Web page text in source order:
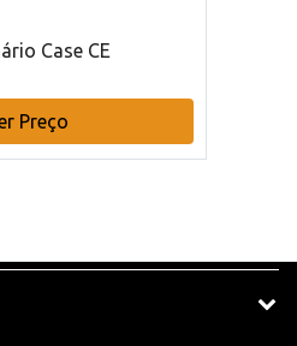
Case CE
Preço